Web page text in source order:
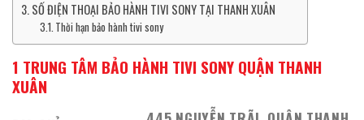
SỐ ĐIỆN THOẠI BẢO HÀNH TIVI SONY TẠI THANH XUÂN
Thời hạn bảo hành tivi sony
1 TRUNG TÂM BẢO HÀNH TIVI SONY QUẬN THANH
XUÂN